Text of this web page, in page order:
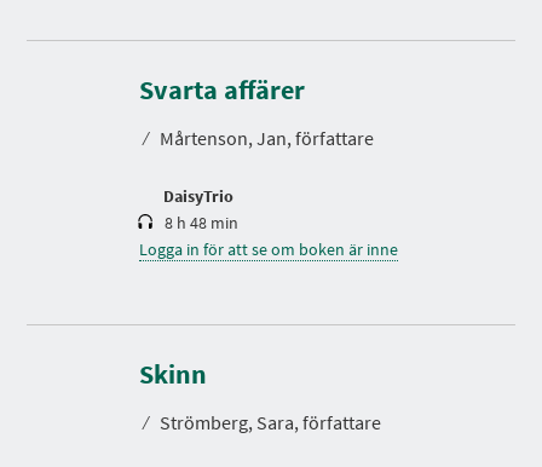
Svarta affärer
⁄ Mårtenson, Jan, författare
DaisyTrio
S
e
l
i
8 h 48 min
Logga in för att se om boken är inne
Skinn
⁄ Strömberg, Sara, författare
S
e
l
i